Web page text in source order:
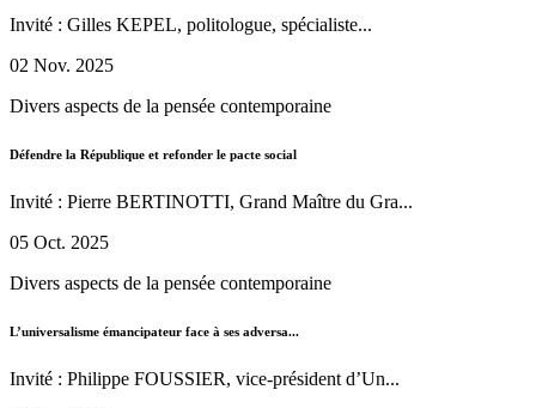
Invité : Gilles KEPEL, politologue, spécialiste...
02 Nov. 2025
Divers aspects de la pensée contemporaine
Défendre la République et refonder le pacte social
Invité : Pierre BERTINOTTI, Grand Maître du Gra...
05 Oct. 2025
Divers aspects de la pensée contemporaine
L’universalisme émancipateur face à ses adversa...
Invité : Philippe FOUSSIER, vice-président d’Un...